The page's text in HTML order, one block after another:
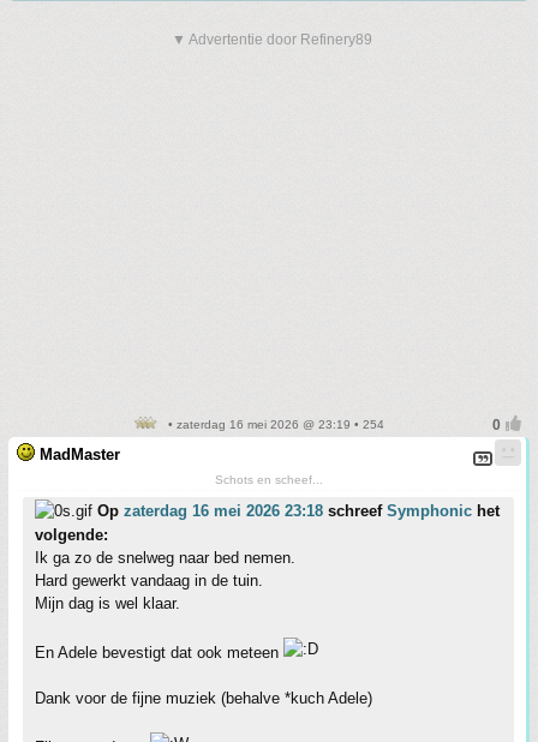
▼ Advertentie door Refinery89
• zaterdag 16 mei 2026 @ 23:19 • 254
MadMaster
Schots en scheef...
Op zaterdag 16 mei 2026 23:18 schreef Symphonic het
volgende:
Ik ga zo de snelweg naar bed nemen.
Hard gewerkt vandaag in de tuin.
Mijn dag is wel klaar.
En Adele bevestigt dat ook meteen
Dank voor de fijne muziek (behalve *kuch Adele)